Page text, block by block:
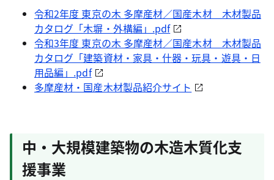
令和2年度 東京の木 多摩産材／国産木材 木材製品
カタログ「木塀・外構編」.pdf
令和3年度 東京の木 多摩産材／国産木材 木材製品
カタログ「建築資材・家具・什器・玩具・遊具・日
用品編」.pdf
多摩産材・国産木材製品紹介サイト
中・大規模建築物の木造木質化支
援事業